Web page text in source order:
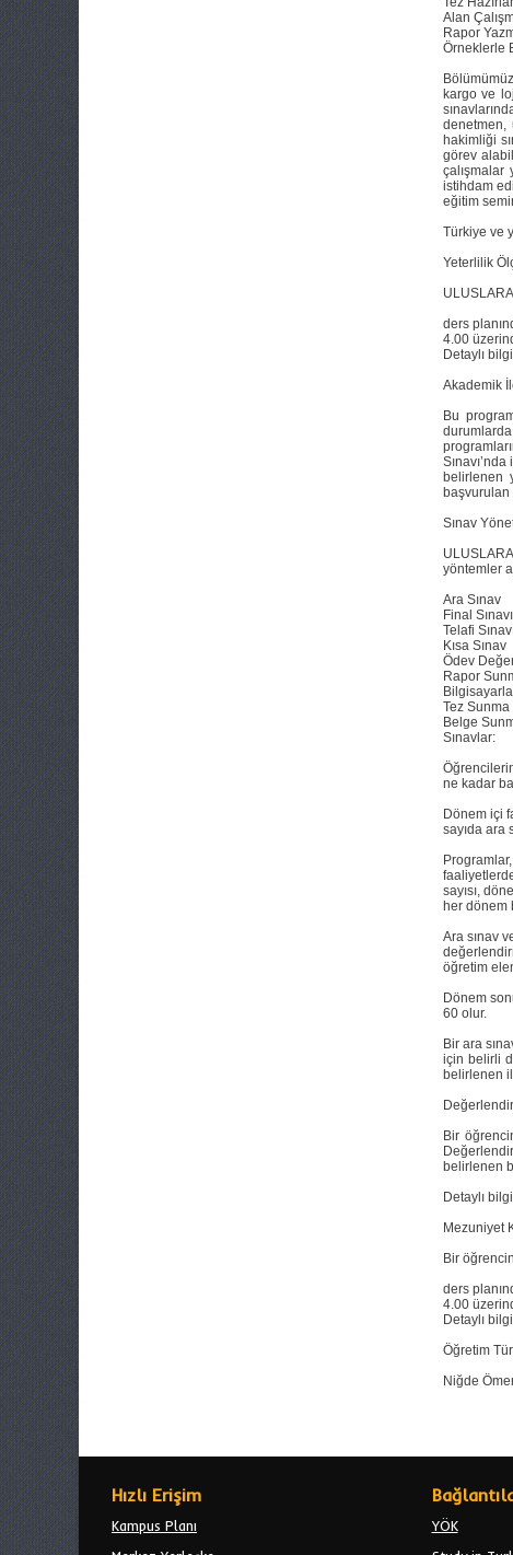
Alan
Rapor
Örneklerle
kargo ve
denetmen,
hakimliği
görev
çalışmalar
istihdam
eğitim
Türkiye ve
Yeterlilik
ders
4.00
Detaylı
Akademik
Bu
belirlenen
başvurulan
Sınav
yöntemler
Ara Sınav
Final Sınavı
Telafi
Kısa Sınav
Ödev
Rapor
Tez Sunma
Belge
Sınavlar:
ne kadar
Dönem içi
sayıda ara
sayısı,
her dönem
Ara sınav
öğretim
Dönem
60 olur.
Bir ara
için belirli
belirlenen
Bir
belirlenen
Detaylı
Mezuniyet
Bir
ders
4.00
Detaylı
Öğretim
Niğde
Hızlı Erişim
Kampus Planı
YÖK